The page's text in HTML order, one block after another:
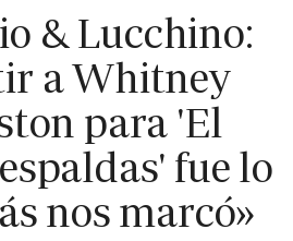
& Lucchino:
a Whitney
para 'El
fue lo
nos marcó»